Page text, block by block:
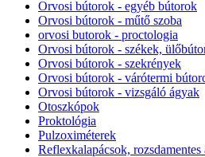
Orvosi bútorok - egyéb bútorok
Orvosi bútorok - műtő szoba
orvosi butorok - proctologia
Orvosi bútorok - székek,
Orvosi bútorok - szekrények
Orvosi bútorok - várótermi
Orvosi bútorok - vizsgáló ágyak
Otoszkópok
Proktológia
Pulzoximéterek
Reflexkalapácsok,